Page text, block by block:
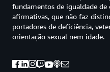
fundamentos de igualdade de
afirmativas, que não faz
portadores de deficiência,
orientação sexual nem idade.